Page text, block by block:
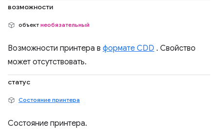
возможности
объект необязательный
Возможности принтера в формате CDD . Свойство
может отсутствовать.
статус
Состояние принтера
Состояние принтера.